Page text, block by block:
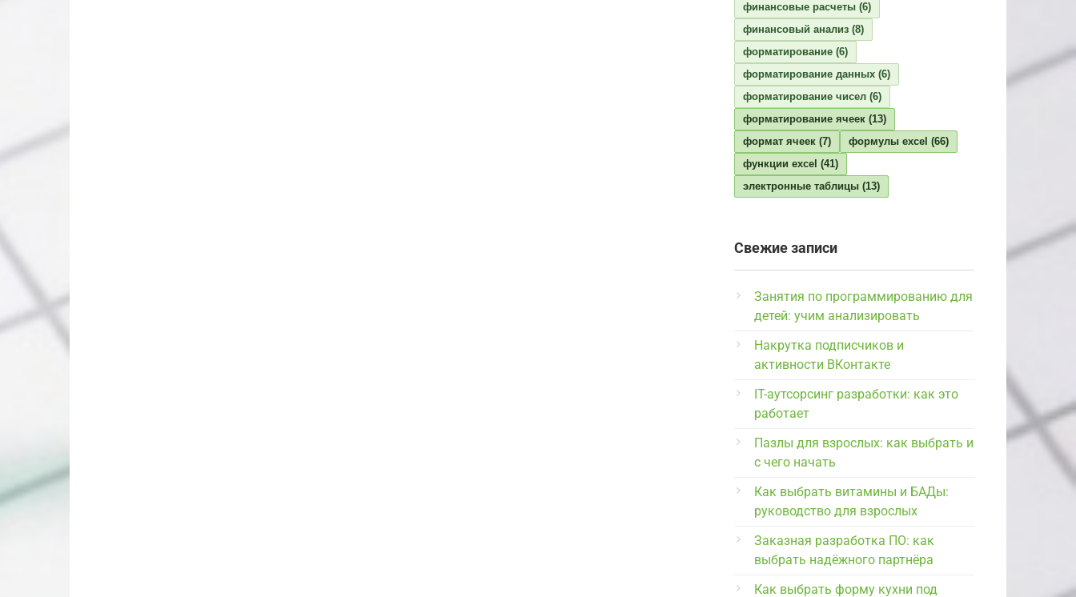
финансовые расчеты (6)
финансовый анализ (8)
форматирование (6)
форматирование данных (6)
форматирование чисел (6)
форматирование ячеек (13)
формат ячеек (7) формулы excel (66)
функции excel (41)
электронные таблицы (13)
Свежие записи
Занятия по программированию для
детей: учим анализировать
Накрутка подписчиков и
активности ВКонтакте
IT-аутсорсинг разработки: как это
работает
Пазлы для взрослых: как выбрать и
с чего начать
Как выбрать витамины и БАДы:
руководство для взрослых
Заказная разработка ПО: как
выбрать надёжного партнёра
Как выбрать форму кухни под